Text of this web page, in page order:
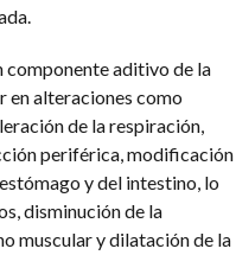
componente aditivo de la
en alteraciones como
de la respiración,
periférica, modificación
y del intestino, lo
disminución de la
muscular y dilatación de la